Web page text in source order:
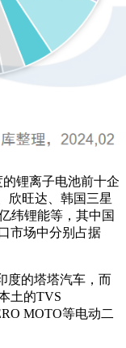
锂离子电池前十企
欣旺达、韩国三星
纬锂能等，其中国
市场中分别占据
度的塔塔汽车，而
土的TVS
MOTO等电动二